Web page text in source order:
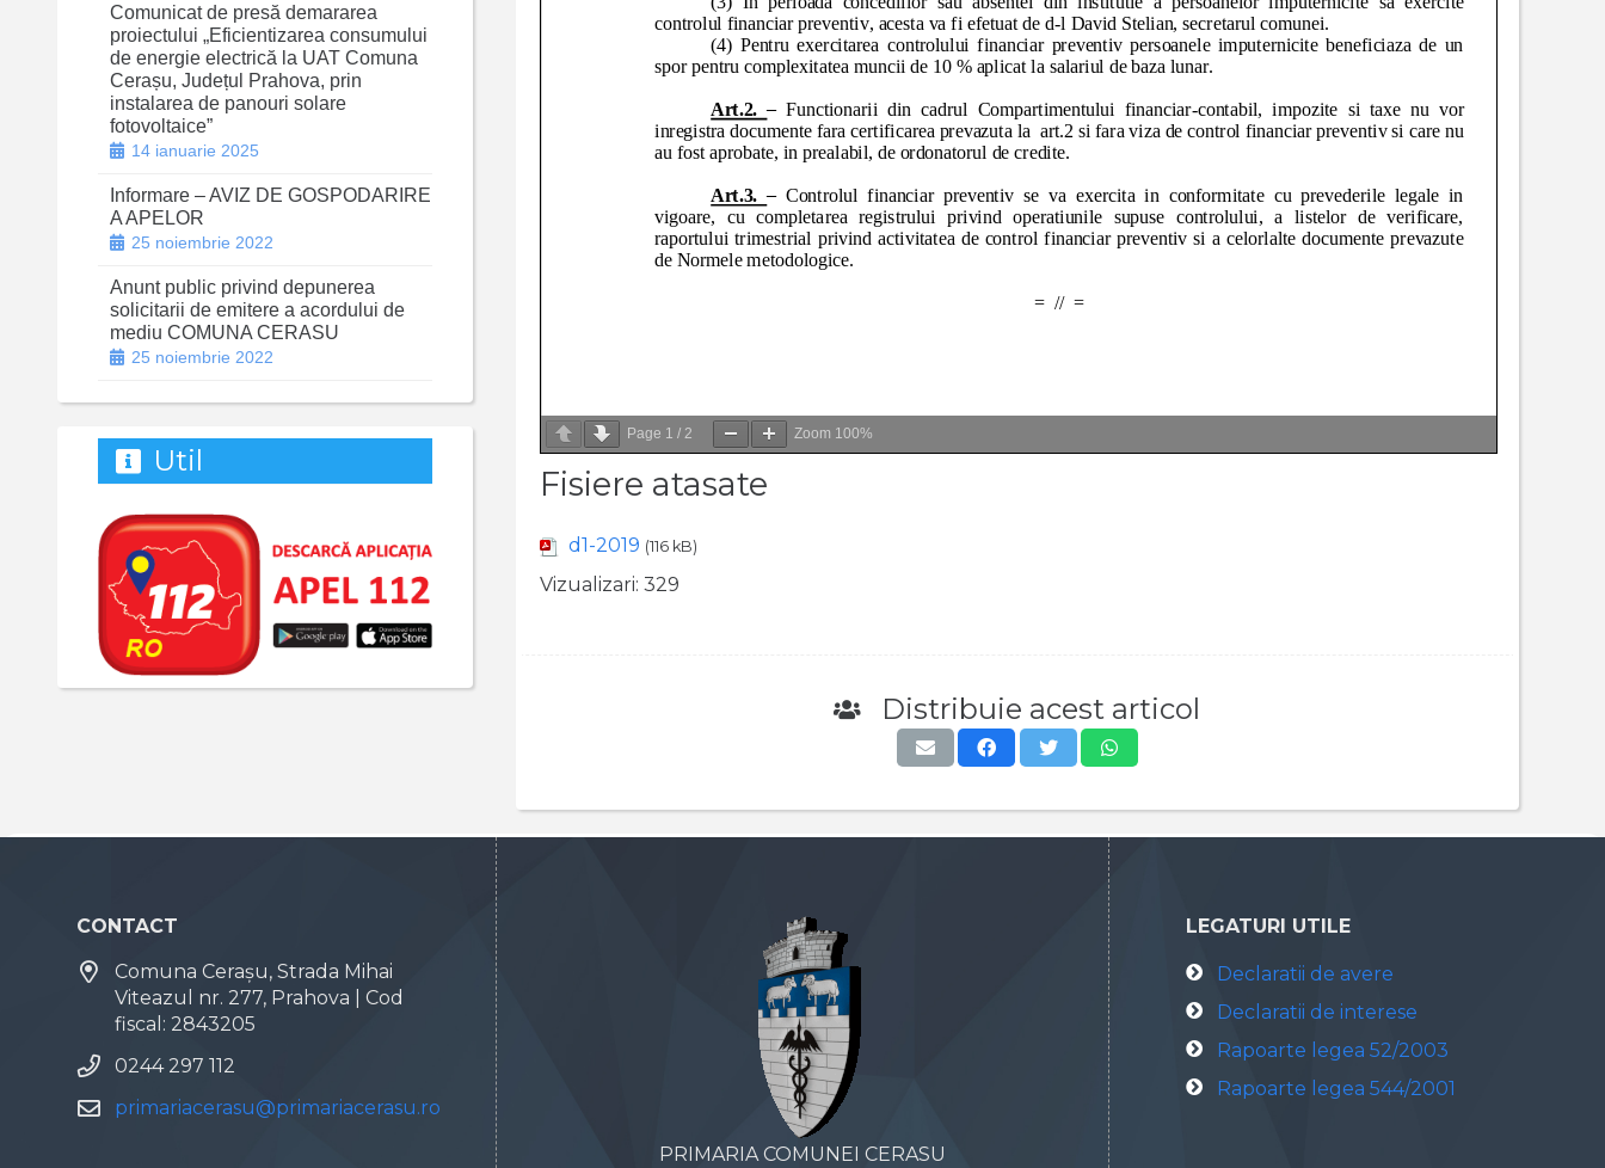
Page 1 / 2 Zoom 100%
Fisiere atasate
d1-2019 (116 kB)
Vizualizari: 329
Distribuie acest articol
Comunicat de presă demararea
proiectului „Eficientizarea consumului
de energie electrică la UAT Comuna
Cerașu, Județul Prahova, prin
instalarea de panouri solare
fotovoltaice”
14 ianuarie 2025
Informare – AVIZ DE GOSPODARIRE
A APELOR
25 noiembrie 2022
Anunt public privind depunerea
solicitarii de emitere a acordului de
mediu COMUNA CERASU
25 noiembrie 2022
Util
CONTACT
Comuna Cerașu, Strada Mihai
Viteazul nr. 277, Prahova | Cod
fiscal: 2843205
0244 297 112
primariacerasu@primariacerasu.ro
PRIMARIA COMUNEI CERASU
LEGATURI UTILE
Declaratii de avere
Declaratii de interese
Rapoarte legea 52/2003
Rapoarte legea 544/2001